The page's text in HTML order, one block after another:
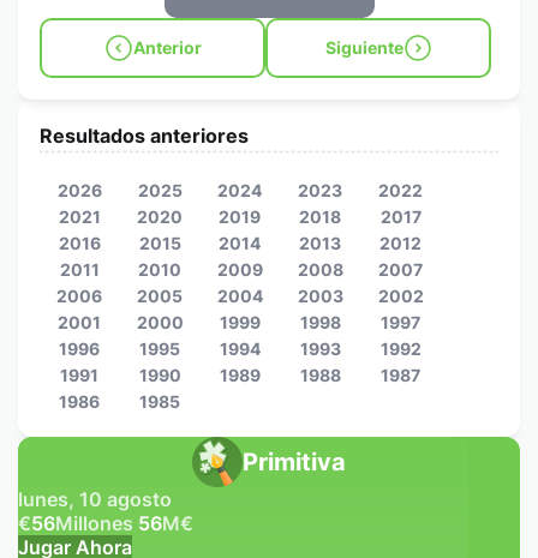
Anterior Siguiente
Primitiva
lunes, 10 agosto
€56Millones 56M€
Jugar Ahora
Resultados anteriores
2026 2025 2024 2023
2022
2021
2020 2019 2018
2017
2016
2015 2014 2013
2012
2011
2010 2009 2008
2007
2006
2005 2004 2003
2002
2001
2000 1999 1998
1997
1996
1995 1994 1993
1992
1991
1990 1989 1988
1987
1986
1985